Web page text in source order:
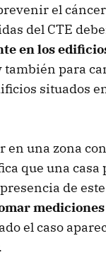
el
del CTE
en los
también para
situados
en una zona
que una casa
de
el caso